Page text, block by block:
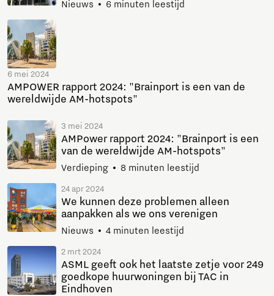
Nieuws 6 minuten leestijd
6 mei 2024
AMPOWER rapport 2024: "Brainport is een van de
wereldwijde AM-hotspots"
3 mei 2024
AMPower rapport 2024: "Brainport is een
van de wereldwijde AM-hotspots"
Verdieping 8 minuten leestijd
24 apr 2024
We kunnen deze problemen alleen
aanpakken als we ons verenigen
Nieuws 4 minuten leestijd
2 mrt 2024
ASML geeft ook het laatste zetje voor 249
goedkope huurwoningen bij TAC in
Eindhoven